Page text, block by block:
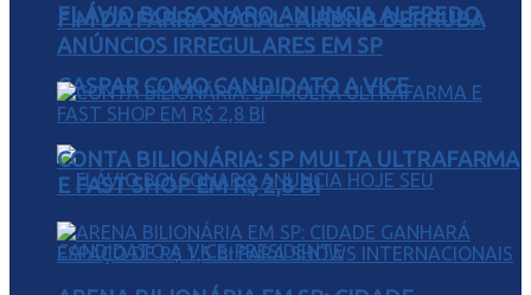
FLÁVIO BOLSONARO ANUNCIA ALFREDO
GASPAR COMO CANDIDATO A VICE
FIM DA FARRA SOCIAL: AIRBNB DERRUBA
ANÚNCIOS IRREGULARES EM SP
CONTA BILIONÁRIA: SP MULTA ULTRAFARMA
E FAST SHOP EM R$ 2,8 BI